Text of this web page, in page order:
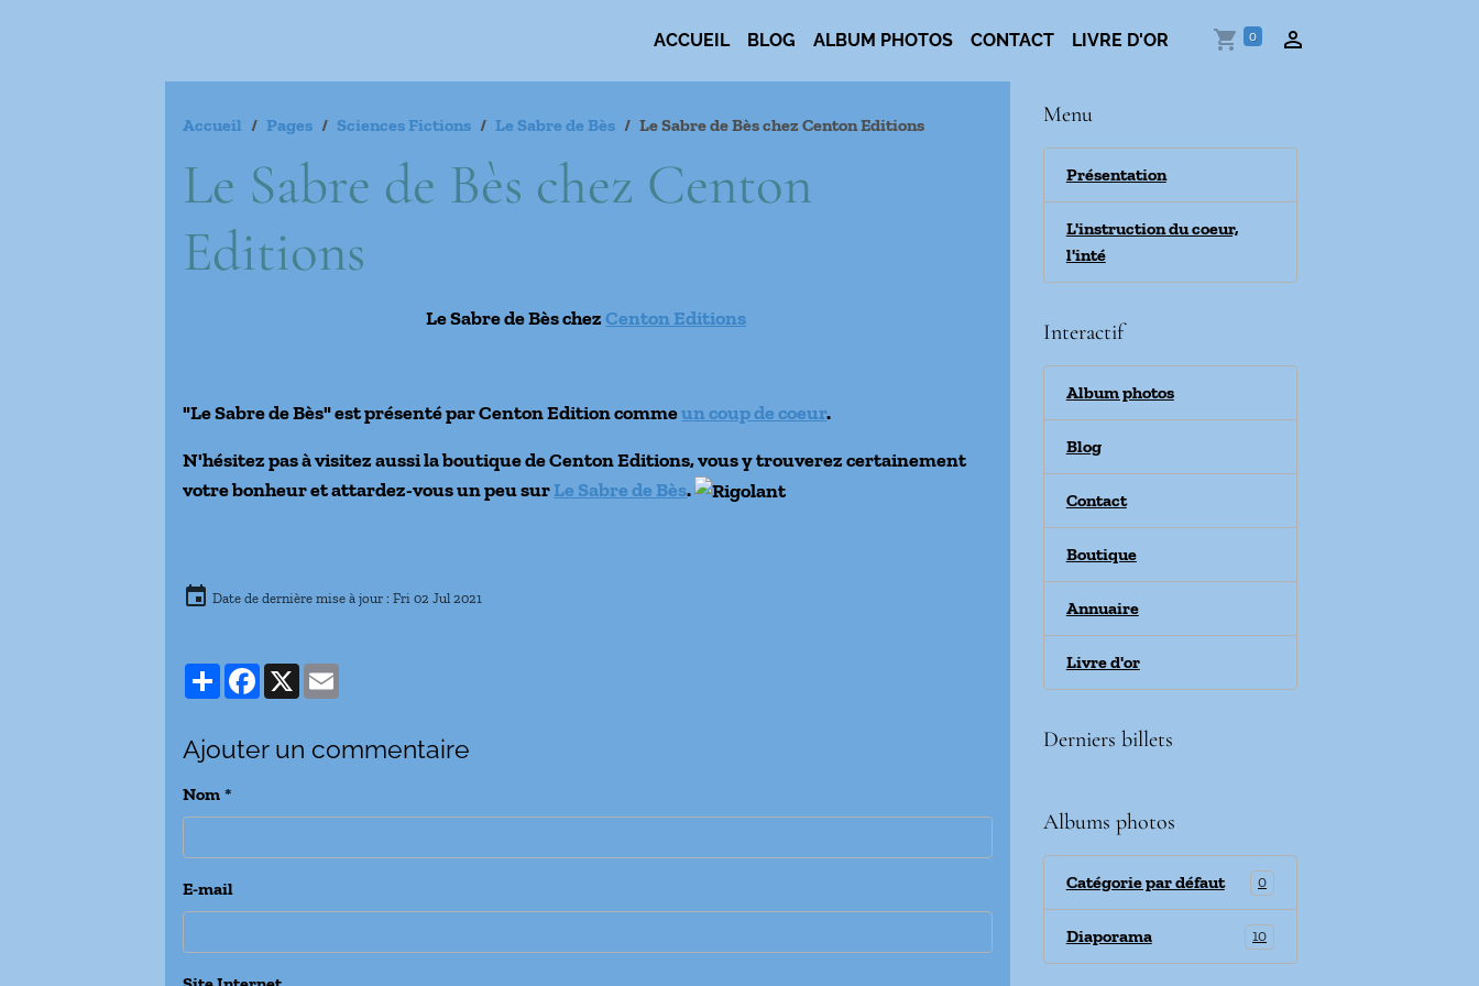
ACCUEIL BLOG ALBUM PHOTOS CONTACT LIVRE D'OR 0
Accueil Pages Sciences Fictions Le Sabre de Bès Le Sabre de Bès chez Centon Editions
Le Sabre de Bès chez Centon
Editions
Le Sabre de Bès chezCenton Editions
"Le Sabre de Bès" est présenté par Centon Edition commeun coup de coeur.
N'hésitez pas à visitez aussi la boutique de Centon Editions, vous y trouverez certainement
votre bonheur et attardez-vous un peu surLe Sabre de Bès.
Date de dernière mise à jour : Fri 02 Jul 2021
PartagerFacebook
X
Ajouter un commentaire
Nom
E-mail
Menu
Présentation
L'instruction du coeur,
l'inté
Interactif
Album photos
Blog
Contact
Boutique
Annuaire
Livre d'or
Derniers billets
Albums photos
Catégorie par défaut 0
Diaporama 10